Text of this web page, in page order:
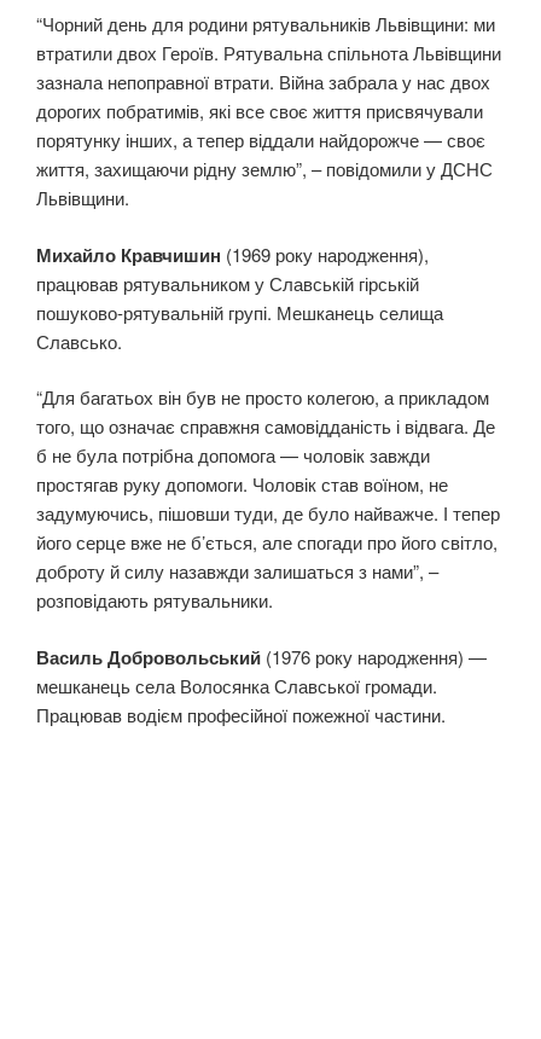
“Чорний день для родини рятувальників Львівщини: ми
втратили двох Героїв. Рятувальна спільнота Львівщини
зазнала непоправної втрати. Війна забрала у нас двох
дорогих побратимів, які все своє життя присвячували
порятунку інших, а тепер віддали найдорожче — своє
життя, захищаючи рідну землю”, – повідомили у ДСНС
Львівщини.
Михайло Кравчишин (1969 року народження),
працював рятувальником у Славській гірській
пошуково-рятувальній групі. Мешканець селища
Славсько.
“Для багатьох він був не просто колегою, а прикладом
того, що означає справжня самовідданість і відвага. Де
б не була потрібна допомога — чоловік завжди
простягав руку допомоги. Чоловік став воїном, не
задумуючись, пішовши туди, де було найважче. І тепер
його серце вже не б’ється, але спогади про його світло,
доброту й силу назавжди залишаться з нами”, –
розповідають рятувальники.
Василь Добровольський (1976 року народження) —
мешканець села Волосянка Славської громади.
Працював водієм професійної пожежної частини.